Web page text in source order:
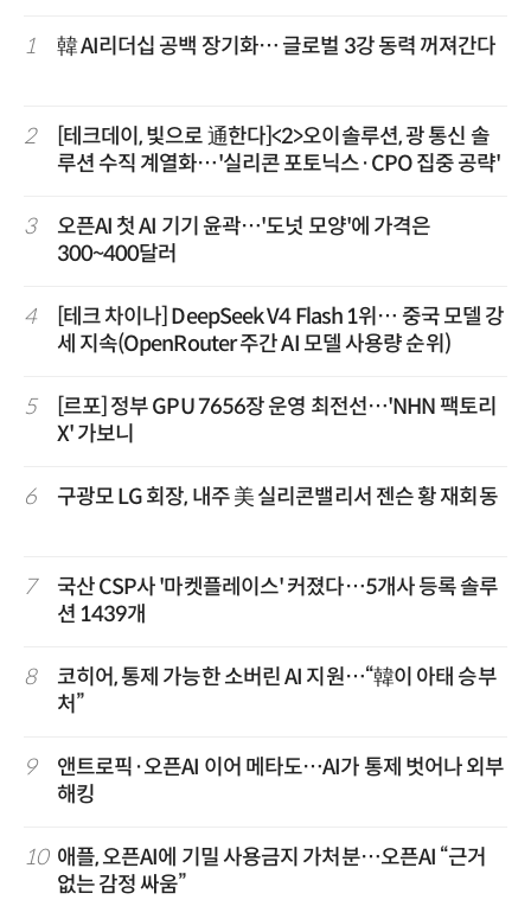
1 韓 AI리더십 공백 장기화… 글로벌 3강 동력 꺼져간다
2
[테크데이, 빛으로 通한다]<2>오이솔루션, 광 통신 솔
루션 수직 계열화…'실리콘 포토닉스·CPO 집중 공략'
3
오픈AI 첫 AI 기기 윤곽…'도넛 모양'에 가격은
300~400달러
4
[테크 차이나] DeepSeek V4 Flash 1위… 중국 모델 강
세 지속(OpenRouter 주간 AI 모델 사용량 순위)
5
[르포] 정부 GPU 7656장 운영 최전선…'NHN 팩토리
X' 가보니
6 구광모 LG 회장, 내주 美 실리콘밸리서 젠슨 황 재회동
7
국산 CSP사 '마켓플레이스' 커졌다…5개사 등록 솔루
션 1439개
8
코히어, 통제 가능한 소버린 AI 지원…“韓이 아태 승부
처”
9
앤트로픽·오픈AI 이어 메타도…AI가 통제 벗어나 외부
해킹
10 애플, 오픈AI에 기밀 사용금지 가처분…오픈AI “근거
없는 감정 싸움”